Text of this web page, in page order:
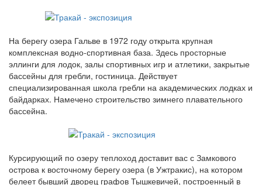
На берегу озера Гальве в 1972 году открыта крупная
комплексная водно-спортивная база. Здесь просторные
эллинги для лодок, залы спортивных игр и атлетики, закрытые
бассейны для гребли, гостиница. Действует
специализированная школа гребли на академических лодках и
байдарках. Намечено строительство зимнего плавательного
бассейна.
Курсирующий по озеру теплоход доставит вас с Замкового
острова к восточному берегу озера (в Ужтракис), на котором
белеет бывший дворец графов Тышкевичей, построенный в